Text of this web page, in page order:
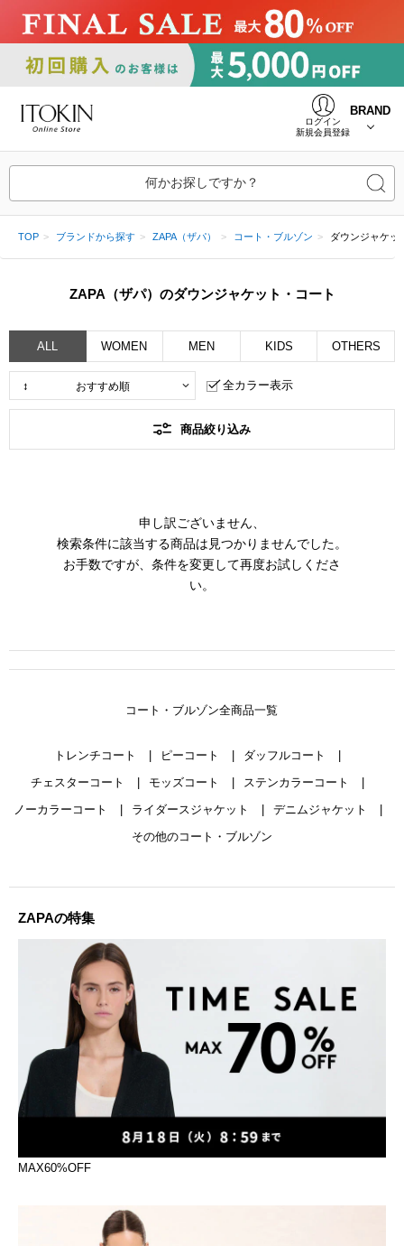
ログイン
新規会員登録
BRAND
何かお探しですか？
TOP ブランドから探す ZAPA（ザパ） コート・ブルゾン ダウンジャケッ
ZAPA（ザパ）のダウンジャケット・コート
ALL WOMEN MEN KIDS OTHERS
全カラー表示
商品絞り込み
申し訳ございません、
検索条件に該当する商品は見つかりませんでした。
お手数ですが、条件を変更して再度お試しくださ
い。
コート・ブルゾン全商品一覧
トレンチコート ピーコート
ダッフルコート
チェスターコート
モッズコート
ステンカラーコート
ノーカラーコート
ライダースジャケット
デニムジャケット
その他のコート・ブルゾン
ZAPAの特集
MAX60%OFF